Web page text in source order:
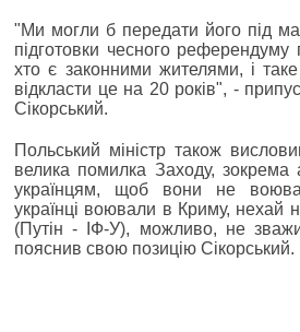
"Ми могли б передати його під
підготовки чесного референдуму
хто є законними жителями, і
відкласти це на 20 років", -
Сікорський.
Польський міністр також
велика помилка Заходу, зокрема
українцям, щоб вони не
українці воювали в Криму, нехай
(Путін - ІФ-У), можливо, не
пояснив свою позицію Сікорський.